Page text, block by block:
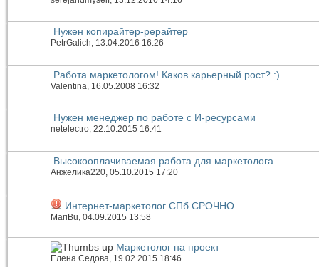
Нужен копирайтер-рерайтер
PetrGalich, 13.04.2016 16:26
Работа маркетологом! Каков карьерный рост? :)
Valentina , 16.05.2008 16:32
Нужен менеджер по работе с И-ресурсами
netelectro, 22.10.2015 16:41
Высокооплачиваемая работа для маркетолога
Анжелика220 , 05.10.2015 17:20
Интернет-маркетолог СПб СРОЧНО
MariBu, 04.09.2015 13:58
Маркетолог на проект
Елена Седова , 19.02.2015 18:46